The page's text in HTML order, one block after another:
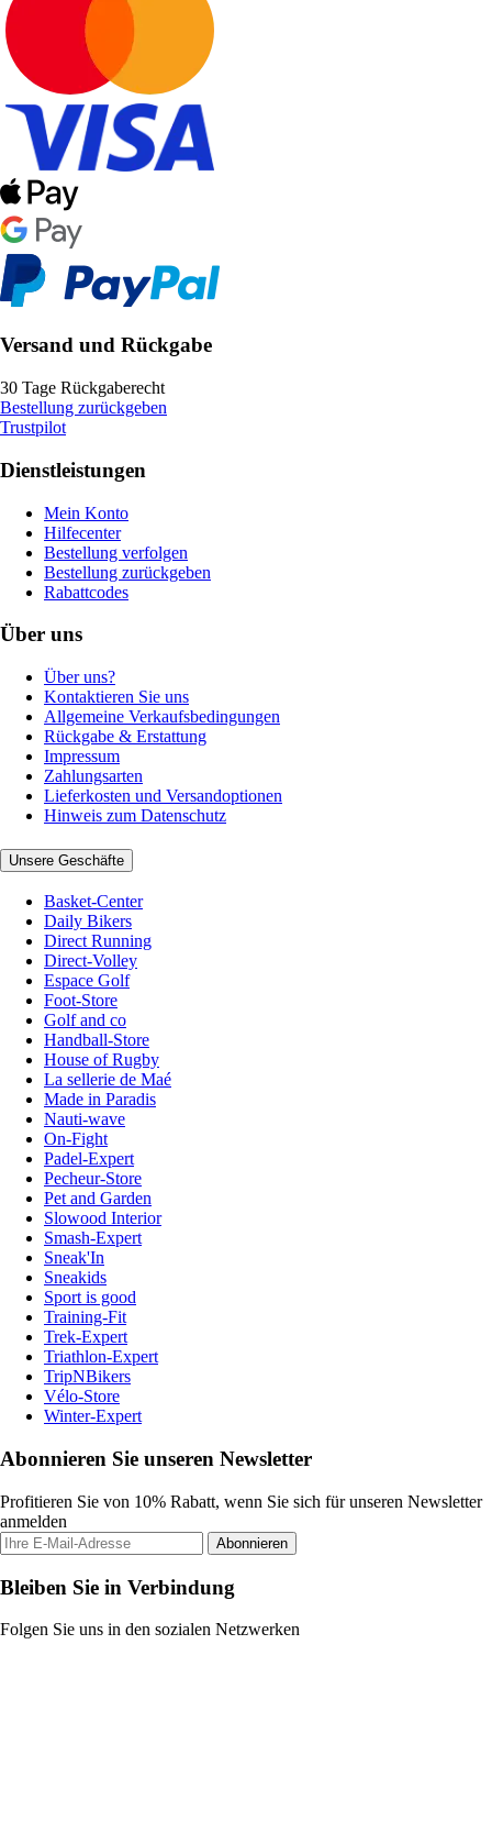
Versand und Rückgabe
30 Tage Rückgaberecht
Bestellung zurückgeben
Trustpilot
Dienstleistungen
Mein Konto
Hilfecenter
Bestellung verfolgen
Bestellung zurückgeben
Rabattcodes
Über uns
Über uns?
Kontaktieren Sie uns
Allgemeine Verkaufsbedingungen
Rückgabe & Erstattung
Impressum
Zahlungsarten
Lieferkosten und Versandoptionen
Hinweis zum Datenschutz
Unsere Geschäfte
Basket-Center
Daily Bikers
Direct Running
Direct-Volley
Espace Golf
Foot-Store
Golf and co
Handball-Store
House of Rugby
La sellerie de Maé
Made in Paradis
Nauti-wave
On-Fight
Padel-Expert
Pecheur-Store
Pet and Garden
Slowood Interior
Smash-Expert
Sneak'In
Sneakids
Sport is good
Training-Fit
Trek-Expert
Triathlon-Expert
TripNBikers
Vélo-Store
Winter-Expert
Abonnieren Sie unseren Newsletter
Profitieren Sie von 10% Rabatt, wenn Sie sich für unseren Newsletter
anmelden
Abonnieren
Bleiben Sie in Verbindung
Folgen Sie uns in den sozialen Netzwerken